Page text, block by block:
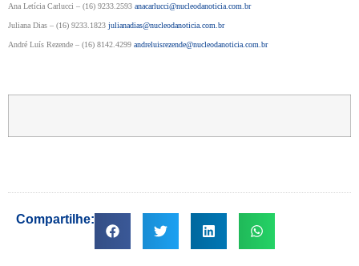
Ana Letícia Carlucci – (16) 9233.2593 anacarlucci@nucleodanoticia.com.br
Juliana Dias – (16) 9233.1823 julianadias@nucleodanoticia.com.br
André Luís Rezende – (16) 8142.4299 andreluisrezende@nucleodanoticia.com.br
Compartilhe: